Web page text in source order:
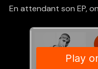
En attendant son EP,